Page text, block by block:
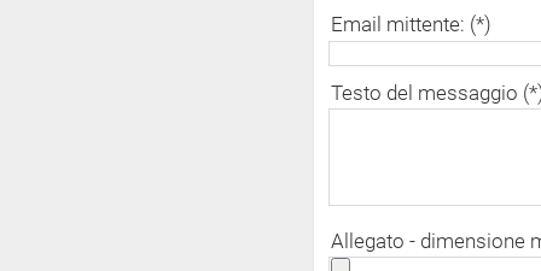
Email mittente: (*)
Testo del messaggio
Allegato - dimensione